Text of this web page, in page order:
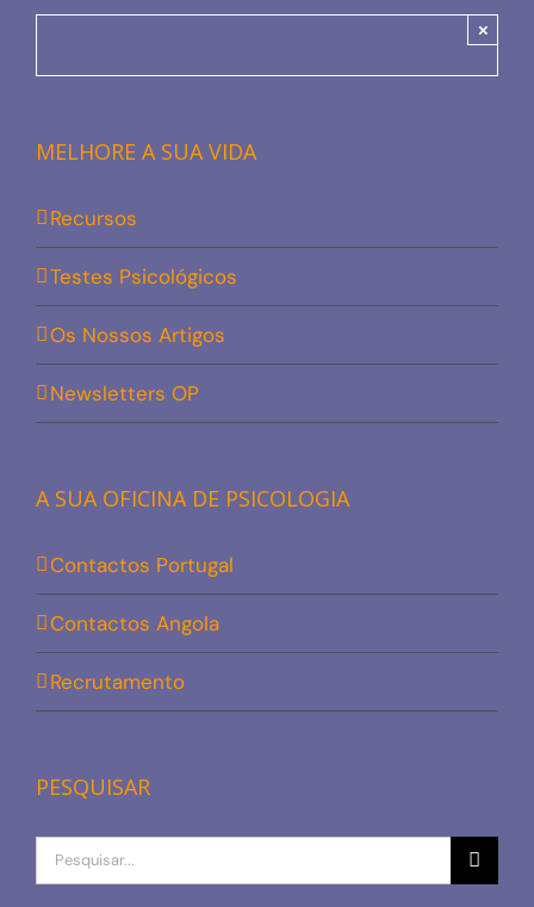
×
MELHORE A SUA VIDA
Recursos
Testes Psicológicos
Os Nossos Artigos
Newsletters OP
A SUA OFICINA DE PSICOLOGIA
Contactos Portugal
Contactos Angola
Recrutamento
PESQUISAR
Procurar
por